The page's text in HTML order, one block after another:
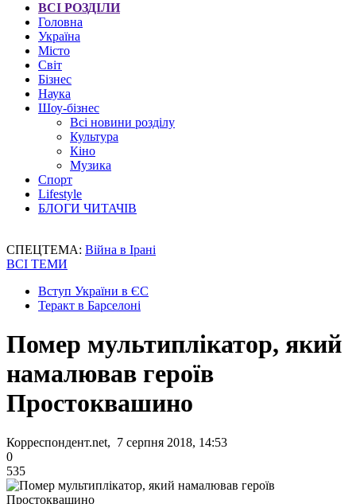
ВСІ РОЗДІЛИ
Головна
Україна
Місто
Світ
Бізнес
Наука
Шоу-бізнес
Всі новини розділу
Культура
Кіно
Музика
Спорт
Lifestyle
БЛОГИ ЧИТАЧІВ
СПЕЦТЕМА: Війна в Ірані
ВСІ ТЕМИ
Вступ України в ЄС
Теракт в Барселоні
Помер мультиплікатор, який
намалював героїв
Простоквашино
Корреспондент.net, 7 серпня 2018, 14:53
0
535